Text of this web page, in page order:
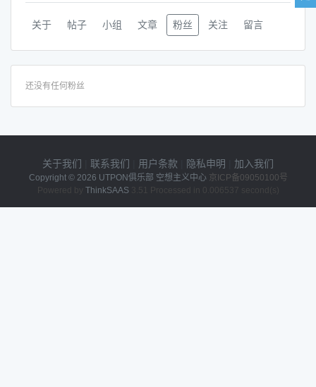
关于 帖子 小组 文章 粉丝 关注 留言
还没有任何粉丝
关于我们 联系我们 用户条款 隐私申明 加入我们
Copyright © 2026 UTPON俱乐部 空想主义中心 京ICP备09050100号
Powered by ThinkSAAS3.51 Processed in 0.006537 second(s)